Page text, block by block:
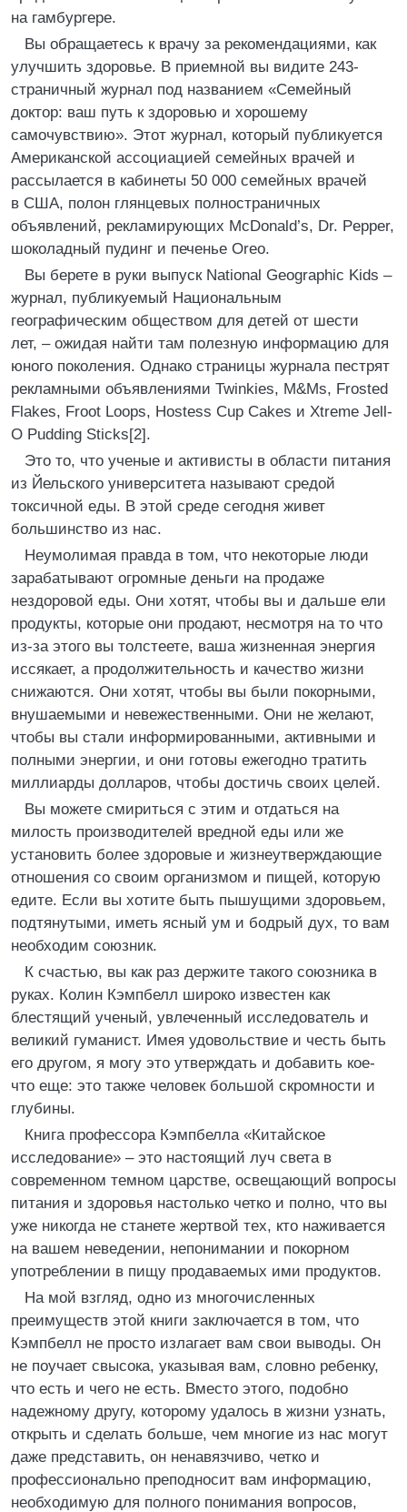
на гамбургере.
Вы обращаетесь к врачу за рекомендациями, как
улучшить здоровье. В приемной вы видите 243-
страничный журнал под названием «Семейный
доктор: ваш путь к здоровью и хорошему
самочувствию». Этот журнал, который публикуется
Американской ассоциацией семейных врачей и
рассылается в кабинеты 50 000 семейных врачей
в США, полон глянцевых полностраничных
объявлений, рекламирующих McDonald’s, Dr. Pepper,
шоколадный пудинг и печенье Oreo.
Вы берете в руки выпуск National Geographic Kids –
журнал, публикуемый Национальным
географическим обществом для детей от шести
лет, – ожидая найти там полезную информацию для
юного поколения. Однако страницы журнала пестрят
рекламными объявлениями Twinkies, M&Ms, Frosted
Flakes, Froot Loops, Hostess Cup Cakes и Xtreme Jell-
O Pudding Sticks[2].
Это то, что ученые и активисты в области питания
из Йельского университета называют средой
токсичной еды. В этой среде сегодня живет
большинство из нас.
Неумолимая правда в том, что некоторые люди
зарабатывают огромные деньги на продаже
нездоровой еды. Они хотят, чтобы вы и дальше ели
продукты, которые они продают, несмотря на то что
из-за этого вы толстеете, ваша жизненная энергия
иссякает, а продолжительность и качество жизни
снижаются. Они хотят, чтобы вы были покорными,
внушаемыми и невежественными. Они не желают,
чтобы вы стали информированными, активными и
полными энергии, и они готовы ежегодно тратить
миллиарды долларов, чтобы достичь своих целей.
Вы можете смириться с этим и отдаться на
милость производителей вредной еды или же
установить более здоровые и жизнеутверждающие
отношения со своим организмом и пищей, которую
едите. Если вы хотите быть пышущими здоровьем,
подтянутыми, иметь ясный ум и бодрый дух, то вам
необходим союзник.
К счастью, вы как раз держите такого союзника в
руках. Колин Кэмпбелл широко известен как
блестящий ученый, увлеченный исследователь и
великий гуманист. Имея удовольствие и честь быть
его другом, я могу это утверждать и добавить кое-
что еще: это также человек большой скромности и
глубины.
Книга профессора Кэмпбелла «Китайское
исследование» – это настоящий луч света в
современном темном царстве, освещающий вопросы
питания и здоровья настолько четко и полно, что вы
уже никогда не станете жертвой тех, кто наживается
на вашем неведении, непонимании и покорном
употреблении в пищу продаваемых ими продуктов.
На мой взгляд, одно из многочисленных
преимуществ этой книги заключается в том, что
Кэмпбелл не просто излагает вам свои выводы. Он
не поучает свысока, указывая вам, словно ребенку,
что есть и чего не есть. Вместо этого, подобно
надежному другу, которому удалось в жизни узнать,
открыть и сделать больше, чем многие из нас могут
даже представить, он ненавязчиво, четко и
профессионально преподносит вам информацию,
необходимую для полного понимания вопросов,